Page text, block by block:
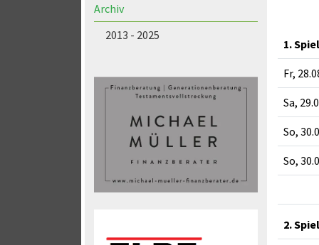
Archiv
2013 - 2025
1.
Fr,
Sa,
So,
So,
2.